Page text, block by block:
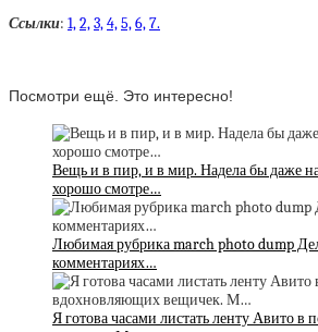
Ссылки: 1,2,3,4,5,6,7.
Посмотри ещё. Это интересно!
Вещь и в пир, и в мир. Надела бы даже
хорошо смотре…
Любимая рубрика march photo dump
комментариях…
Я готова часами листать ленту Авито